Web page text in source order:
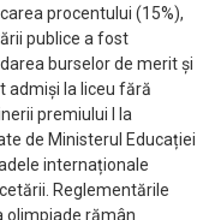
procentului (15%),
publice a fost
burselor de merit și
admiși la liceu fără
premiului I la
de Ministerul Educației
internaționale
Reglementările
olimpiade rămân